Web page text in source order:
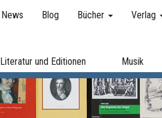
News Blog Bücher Verlag
Literatur und Editionen Musik